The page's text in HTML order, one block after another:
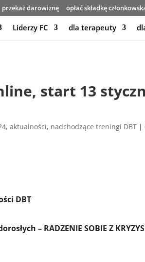
przekaż darowiznę opłać składkę
Liderzy FC dla terapeuty
start 13
,aktualności, nadchodzące treningi DBT |
DBT
– RADZENIE SOBIE Z